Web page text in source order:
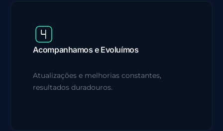
Acompanhamos e Evoluímos
Atualizações e melhorias constantes,
resultados duradouros.